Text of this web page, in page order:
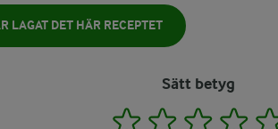
LAGAT DET HÄR RECEPTET
Sätt betyg
1 2 3 4